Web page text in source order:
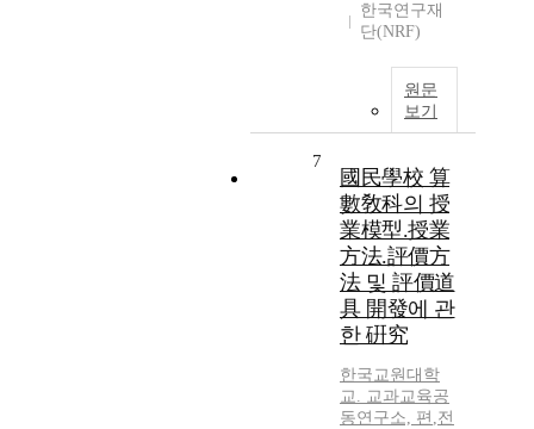
한국연구재
단(NRF)
원문
보기
7
國民學校 算
數敎科의 授
業模型.授業
方法.評價方
法 및 評價道
具 開發에 관
한 硏究
한국교원대학
교. 교과교육공
동연구소, 편 ,전